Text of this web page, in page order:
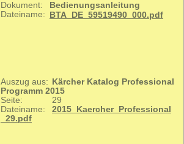
Dokument:
Bedienungsanleitung
Dateiname:
BTA_DE_59519490_000.pdf
Auszug aus:
Kärcher Katalog Professional
Programm 2015
Seite:
29
Dateiname:
2015_Kaercher_Professional
_29.pdf